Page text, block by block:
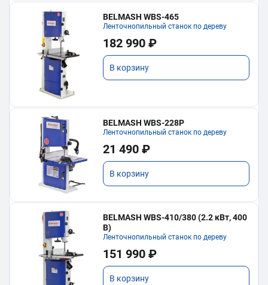
BELMASH WBS-465
Ленточнопильный станок по дереву
182 990 ₽
В корзину
BELMASH WBS-228P
Ленточнопильный станок по дереву
21 490 ₽
В корзину
BELMASH WBS-410/380 (2.2 кВт, 400
В)
Ленточнопильный станок по дереву
151 990 ₽
В корзину